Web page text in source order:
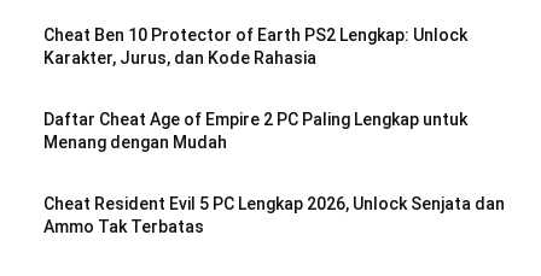
Cheat Ben 10 Protector of Earth PS2 Lengkap: Unlock
Karakter, Jurus, dan Kode Rahasia
Daftar Cheat Age of Empire 2 PC Paling Lengkap untuk
Menang dengan Mudah
Cheat Resident Evil 5 PC Lengkap 2026, Unlock Senjata dan
Ammo Tak Terbatas